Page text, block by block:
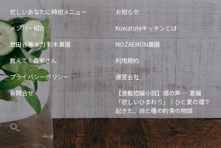
忙しいあなたに時短メニュー
お知らせ
メンバー紹介
Kuwatoteキッチンとは
世田谷等々力 鈴木農園
MOZAEMON農園
教えて！農家さん
利用規約
プライバシーポリシー
運営会社
お問合せ
【連載短編小説】畑の声 — 夏編
「悲しいひまわり」｜ひと夏の畑で
起きた、命と種の約束の物語